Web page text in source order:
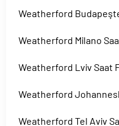
Weatherford
Weatherford Milano
Weatherford Lviv Saat
Weatherford
Weatherford Tel Aviv